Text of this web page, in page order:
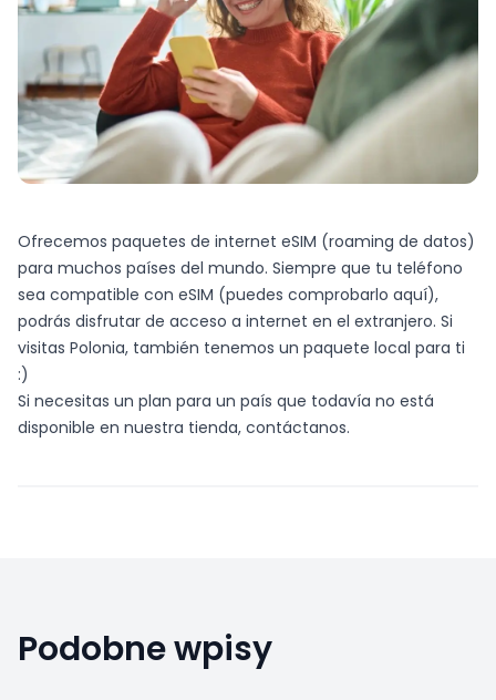
Ofrecemos paquetes de internet eSIM (roaming de datos)
para muchos países del mundo. Siempre que tu teléfono
sea compatible con eSIM (puedes comprobarlo aquí),
podrás disfrutar de acceso a internet en el extranjero. Si
visitas Polonia, también tenemos un paquete local para ti
:)
Si necesitas un plan para un país que todavía no está
disponible en nuestra tienda, contáctanos.
Podobne wpisy